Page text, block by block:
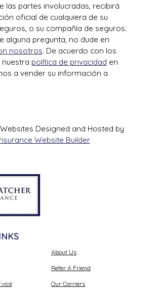
las partes involucradas, recibirá
oficial de cualquiera de su
o su compañía de seguros.
alguna pregunta, no dude en
nosotros. De acuerdo con los
política de privacidad en
a vender su información a
Designed and Hosted by
Website Builder
About Us
Refer A Friend
Our Carriers